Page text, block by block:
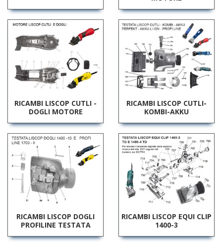
RICAMBI LISCOP CUTLI -
DOGLI MOTORE
RICAMBI LISCOP CUTLI-
KOMBI-AKKU
RICAMBI LISCOP DOGLI
PROFILINE TESTATA
RICAMBI LISCOP EQUI CLIP
1400-3